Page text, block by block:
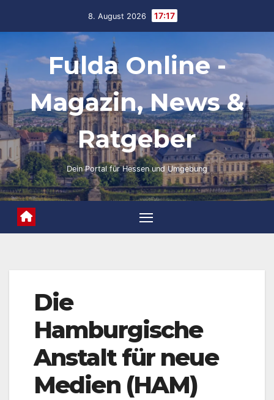
8. August 2026 17:17
Fulda Online -
Magazin, News &
Ratgeber
Dein Portal für Hessen und Umgebung
Die
Hamburgische
Anstalt für neue
Medien (HAM)